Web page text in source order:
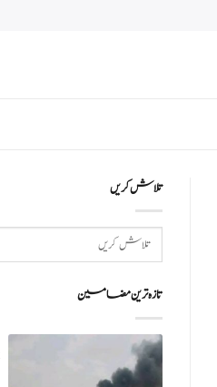
تلاش کریں
تازہ ترین مضامین